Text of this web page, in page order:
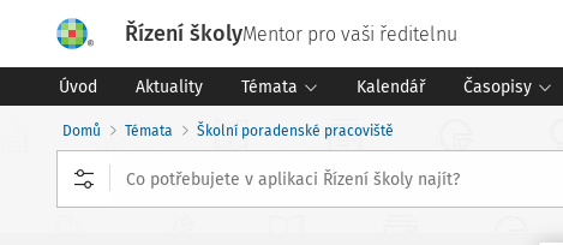
Řízení školyMentor pro vaši ředitelnu
Úvod Aktuality Témata Kalendář Časopisy
Domů Témata Školní poradenské pracoviště